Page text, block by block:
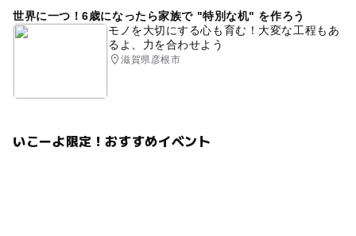
世界に一つ！6歳になったら家族で "特別な机" を作ろう
モノを大切にする心も育む！大変な工程もあ
るよ、力を合わせよう
滋賀県彦根市
いこーよ限定！おすすめイベント